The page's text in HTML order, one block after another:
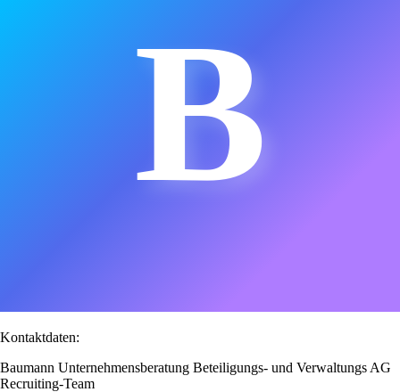
B
Kontaktdaten:
Baumann Unternehmensberatung Beteiligungs- und Verwaltungs AG
Recruiting-Team